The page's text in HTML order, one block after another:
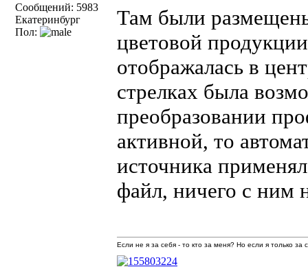
Сообщений: 5983
Екатеринбург
Пол:
Там были
цветовой
отображалась в
стрелках была
преобразовании
активной, то
источника
файл, ничего с ним
Если не я за себя - то кто за меня? Но если я только